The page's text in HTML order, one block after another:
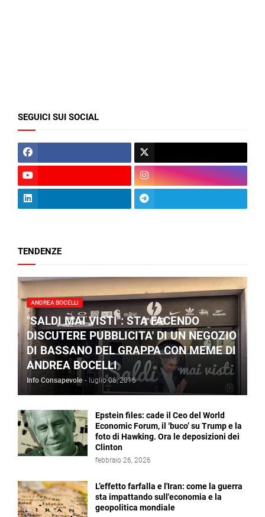
SEGUICI SUI SOCIAL
TENDENZE
ANDREA BOCELLI
"SALDI MAI VISTI": STA FACENDO
DISCUTERE PUBBLICITA' DI UN NEGOZIO
DI BASSANO DEL GRAPPA CON MEME DI
ANDREA BOCELLI
Info Consapevole - luglio 06, 2016
Epstein files: cade il Ceo del World
Economic Forum, il ‘buco’ su Trump e la
foto di Hawking. Ora le deposizioni dei
Clinton
febbraio 26, 2026
L’effetto farfalla e l'Iran: come la guerra
sta impattando sull'economia e la
geopolitica mondiale